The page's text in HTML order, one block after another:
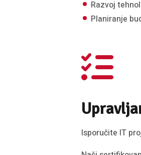
Razvoj
Planiranje
Isporučite IT